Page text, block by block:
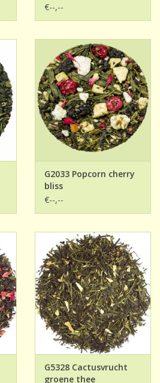
€--,--
G2033 Popcorn cherry
bliss
€--,--
G5328 Cactusvrucht
groene thee